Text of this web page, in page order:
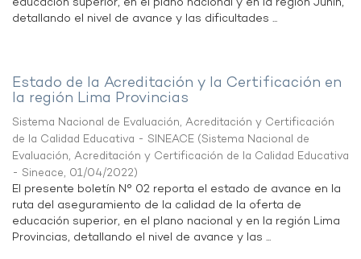
detallando el nivel de avance y las dificultades ...
Estado de la Acreditación y la Certificación en
la región Lima Provincias
Sistema Nacional de Evaluación, Acreditación y Certificación
de la Calidad Educativa - SINEACE (Sistema Nacional de
Evaluación, Acreditación y Certificación de la Calidad Educativa
- Sineace, 01/04/2022)
El presente boletín N° 02 reporta el estado de avance en la
ruta del aseguramiento de la calidad de la oferta de
educación superior, en el plano nacional y en la región Lima
Provincias, detallando el nivel de avance y las ...